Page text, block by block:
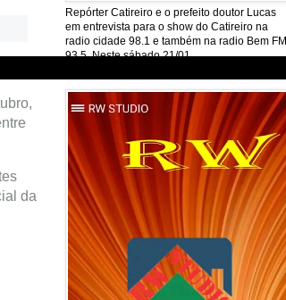
da
Repórter Catireiro e o prefeito doutor Lucas
em entrevista para o show do Catireiro na
radio cidade 98.1 e também na radio Bem FM
93.5, Neste sábado 21/01.